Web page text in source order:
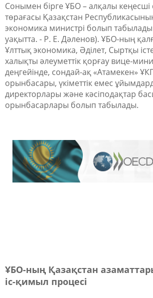
Сонымен бірге ҰБО – алқалы
төрағасы Қазақстан
экономика министрі болып табылады
уақытта. - Р. Е. Дәленов). ҰБО-ның
Ұлттық экономика, Әділет, Сыртқы
халықты әлеуметтік қорғау вице-
деңгейінде, сондай-ақ «Атамекен»
орынбасары, үкіметтік емес
директорлары және кәсіподақтар
орынбасарлары болып табылады.
ҰБО-ның Қазақстан
іс-қимыл процесі